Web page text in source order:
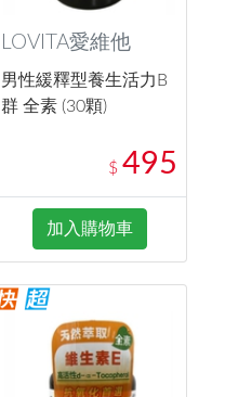
LOVITA愛維他
男性緩釋型養生活力B
群 全素 (30顆)
$ 495
加入購物車